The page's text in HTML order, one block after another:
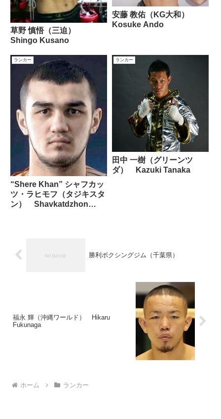
草野 慎悟（三迫）
Shingo Kusano
安藤 教佑（KG大和）
Kosuke Ando
ランカー
“Shere Khan” シャフカッ
ツ・ラヒモフ（タジキスタ
ン） Shavkatdzhon
ランカー
田中 一樹（グリーンツ
ダ） Kazuki Tanaka
勝利ボクシングジム（千葉県）
福永 輝（沖縄ワールド） Hikaru
Fukunaga
ホーム ランカー